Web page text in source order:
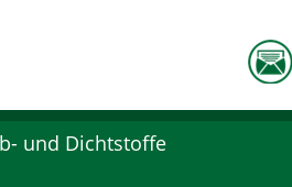
und Dichtstoffe